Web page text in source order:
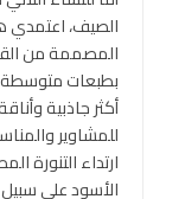
المصممة من
بطبعات متوسطة
أكثر جاذبية
للمشاوير
ارتداء التنورة
الأسود على